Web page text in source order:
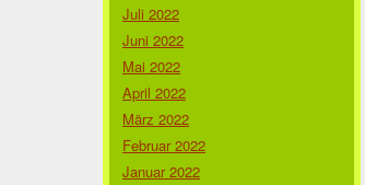
Juli 2022
Juni 2022
Mai 2022
April 2022
März 2022
Februar 2022
Januar 2022